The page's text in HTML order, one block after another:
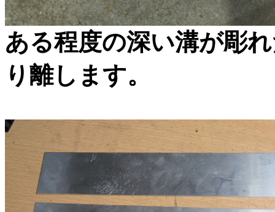
ある程度の深い溝が彫
り離します。